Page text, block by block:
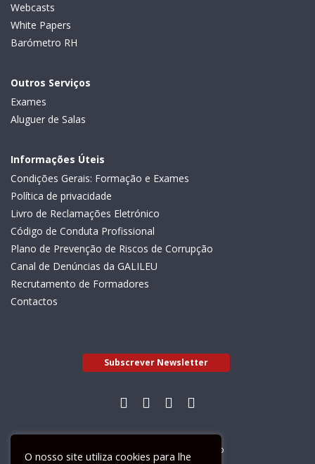
Webcasts
White Papers
Barómetro RH
Outros Serviços
Exames
Aluguer de Salas
Informações Úteis
Condições Gerais: Formação e Exames
Política de privacidade
Livro de Reclamações Eletrónico
Código de Conduta Profissional
Plano de Prevenção de Riscos de Corrupção
Canal de Denúncias da GALILEU
Recrutamento de Formadores
Contactos
Subscrever Newsletter
Livro de Reclamações Electrónico
O nosso site utiliza cookies para lhe